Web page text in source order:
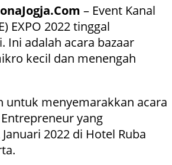
– Event Kanal
EXPO 2022 tinggal
Ini adalah acara bazaar
kecil dan menengah
untuk menyemarakkan acara
yang
2022 di Hotel Ruba